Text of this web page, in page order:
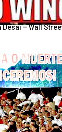
– Wall